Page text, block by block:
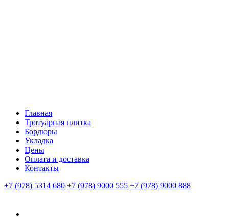
Главная
Тротуарная плитка
Бордюры
Укладка
Цены
Оплата и доставка
Контакты
+7 (978) 5314 680 +7 (978) 9000 555 +7 (978) 9000 888